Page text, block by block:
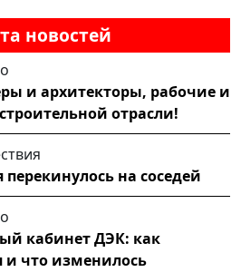
новостей
и архитекторы, рабочие и
отрасли!
на соседей
кабинет ДЭК: как
и что изменилось